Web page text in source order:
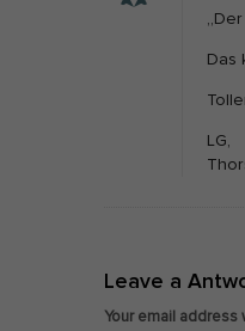
s
u
n
l
t
Das
LG,
Leave a
Your email